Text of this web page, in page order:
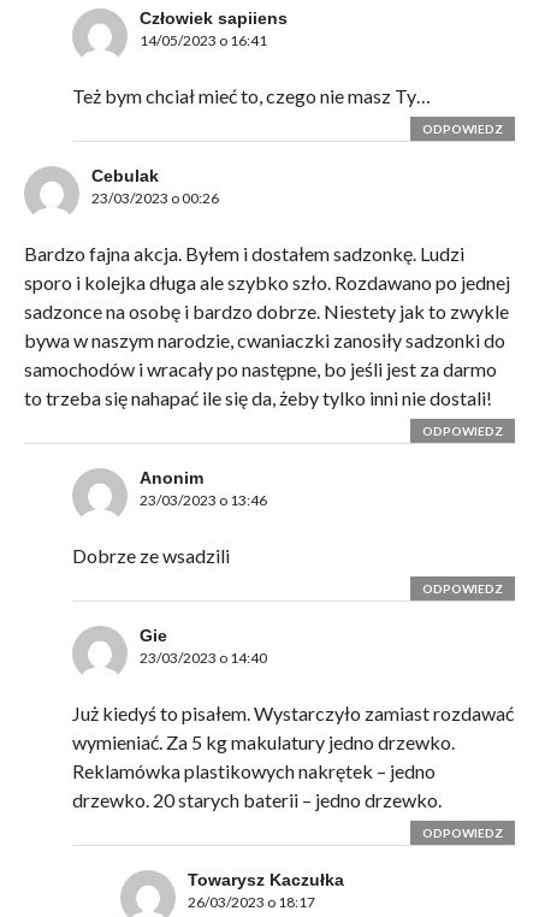
Człowiek sapiiens
14/05/2023 o 16:41
Też bym chciał mieć to, czego nie masz Ty…
ODPOWIEDZ
Cebulak
23/03/2023 o 00:26
Bardzo fajna akcja. Byłem i dostałem sadzonkę. Ludzi
sporo i kolejka długa ale szybko szło. Rozdawano po jednej
sadzonce na osobę i bardzo dobrze. Niestety jak to zwykle
bywa w naszym narodzie, cwaniaczki zanosiły sadzonki do
samochodów i wracały po następne, bo jeśli jest za darmo
to trzeba się nahapać ile się da, żeby tylko inni nie dostali!
ODPOWIEDZ
Anonim
23/03/2023 o 13:46
Dobrze ze wsadzili
ODPOWIEDZ
Gie
23/03/2023 o 14:40
Już kiedyś to pisałem. Wystarczyło zamiast rozdawać
wymieniać. Za 5 kg makulatury jedno drzewko.
Reklamówka plastikowych nakrętek – jedno
drzewko. 20 starych baterii – jedno drzewko.
ODPOWIEDZ
Towarysz Kaczułka
26/03/2023 o 18:17